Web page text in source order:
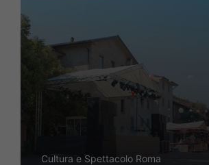
Cultura e Spettacolo Roma